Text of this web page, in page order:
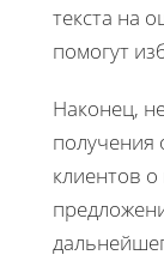
текста на
помогут
Наконец,
получения
клиентов